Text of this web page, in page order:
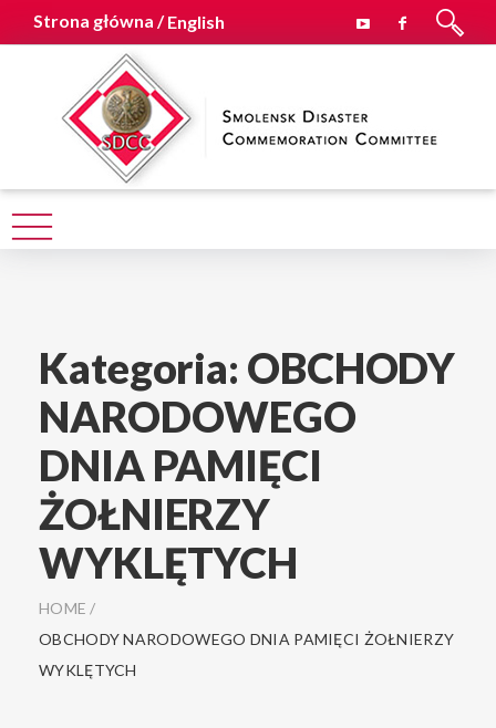
Strona główna /English
Kategoria: OBCHODY
NARODOWEGO
DNIA PAMIĘCI
ŻOŁNIERZY
WYKLĘTYCH
HOME /
OBCHODY NARODOWEGO DNIA PAMIĘCI ŻOŁNIERZY
WYKLĘTYCH